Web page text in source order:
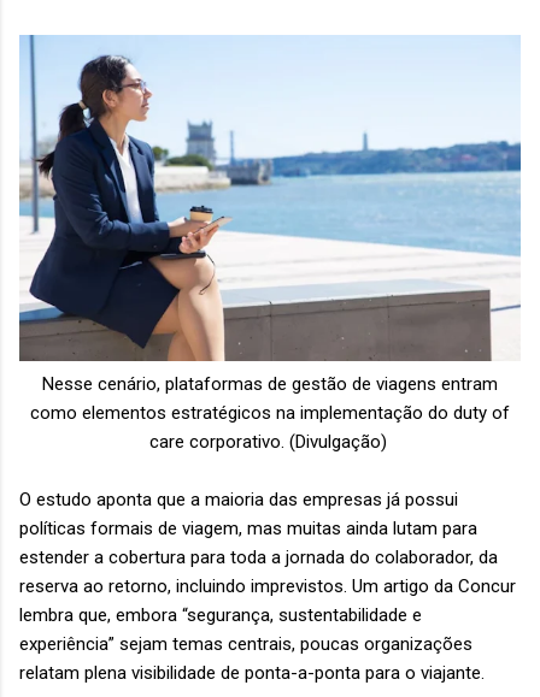
Nesse cenário, plataformas de gestão de viagens entram
como elementos estratégicos na implementação do duty of
care corporativo. (Divulgação)
O estudo aponta que a maioria das empresas já possui
políticas formais de viagem, mas muitas ainda lutam para
estender a cobertura para toda a jornada do colaborador, da
reserva ao retorno, incluindo imprevistos. Um artigo da Concur
lembra que, embora “segurança, sustentabilidade e
experiência” sejam temas centrais, poucas organizações
relatam plena visibilidade de ponta-a-ponta para o viajante.